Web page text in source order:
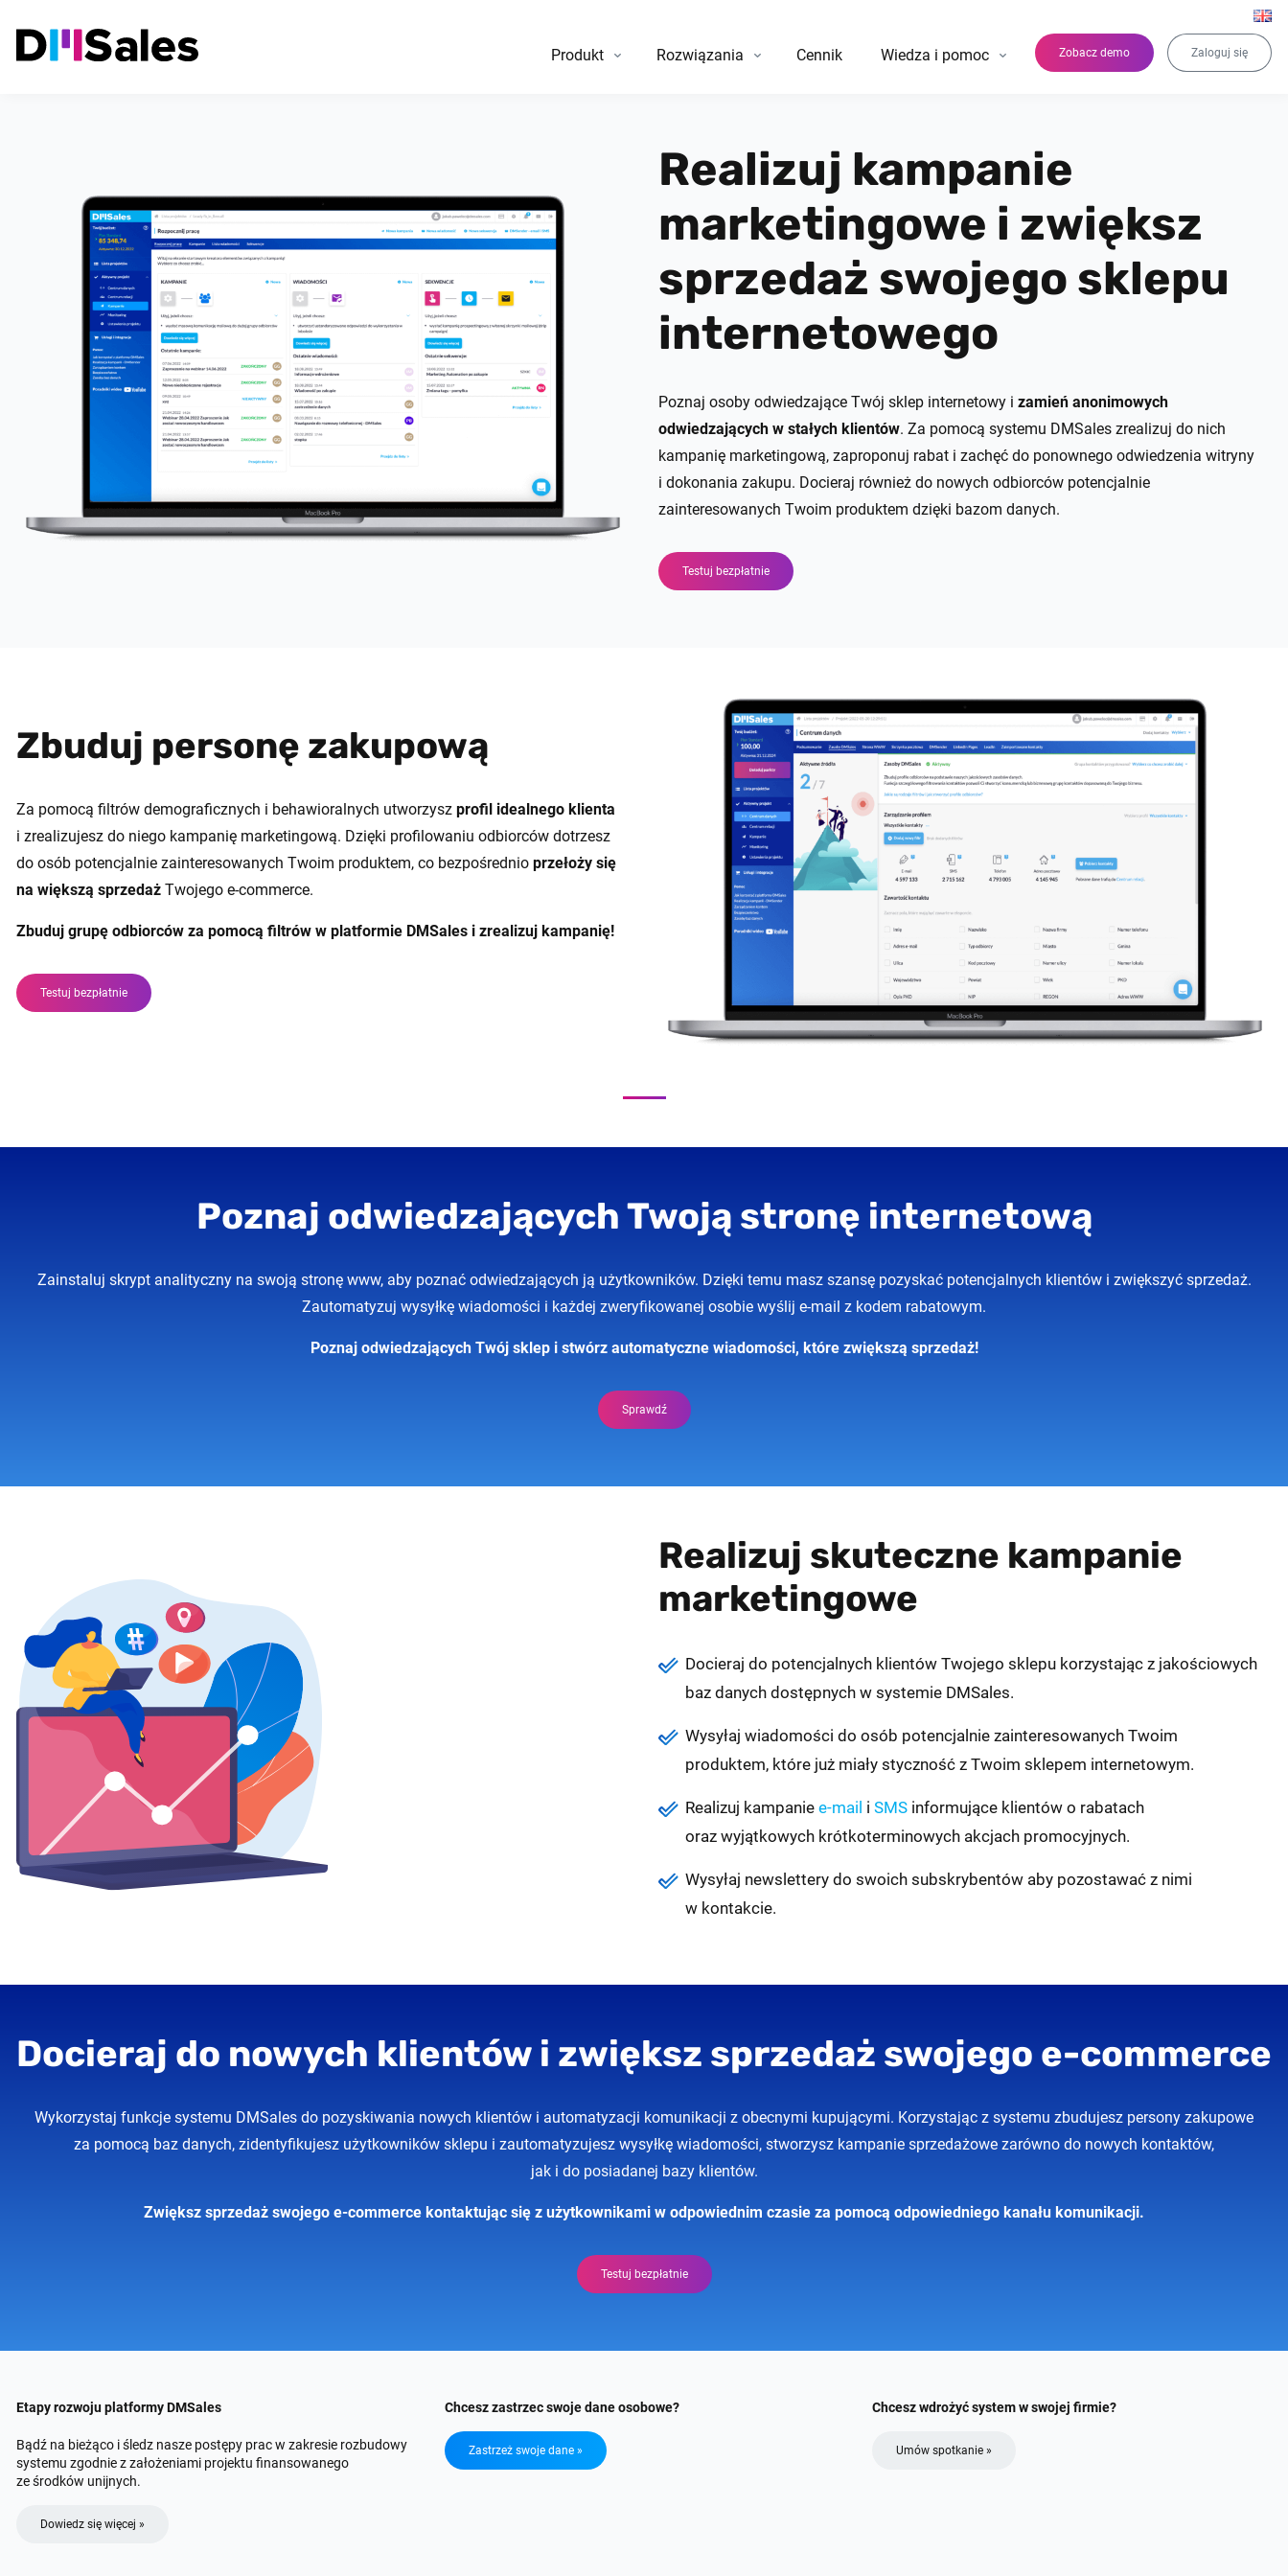
Zobacz demo Zaloguj się
Produkt Rozwiązania Cennik Wiedza i pomoc
Realizuj kampanie
marketingowe i zwiększ
sprzedaż swojego sklepu
internetowego
Poznaj osoby odwiedzające Twój sklep internetowy i zamień anonimowych
odwiedzających w stałych klientów. Za pomocą systemu DMSales zrealizuj do nich
kampanię marketingową, zaproponuj rabat i zachęć do ponownego odwiedzenia witryny
i dokonania zakupu. Docieraj również do nowych odbiorców potencjalnie
zainteresowanych Twoim produktem dzięki bazom danych.
Testuj bezpłatnie
Zbuduj personę zakupową
Za pomocą filtrów demograficznych i behawioralnych utworzysz profil idealnego klienta
i zrealizujesz do niego kampanię marketingową. Dzięki profilowaniu odbiorców dotrzesz
do osób potencjalnie zainteresowanych Twoim produktem, co bezpośrednio przełoży się
na większą sprzedaż Twojego e-commerce.
Zbuduj grupę odbiorców za pomocą filtrów w platformie DMSales i zrealizuj kampanię!
Testuj bezpłatnie
Poznaj odwiedzających Twoją stronę internetową
Zainstaluj skrypt analityczny na swoją stronę www, aby poznać odwiedzających ją użytkowników. Dzięki temu masz szansę pozyskać potencjalnych klientów i zwiększyć sprzedaż.
Zautomatyzuj wysyłkę wiadomości i każdej zweryfikowanej osobie wyślij e-mail z kodem rabatowym.
Poznaj odwiedzających Twój sklep i stwórz automatyczne wiadomości, które zwiększą sprzedaż!
Sprawdź
Realizuj skuteczne kampanie
marketingowe
Docieraj do potencjalnych klientów Twojego sklepu korzystając z jakościowych
baz danych dostępnych w systemie DMSales.
Wysyłaj wiadomości do osób potencjalnie zainteresowanych Twoim
produktem, które już miały styczność z Twoim sklepem internetowym.
Realizuj kampanie e-mail i SMS informujące klientów o rabatach
oraz wyjątkowych krótkoterminowych akcjach promocyjnych.
Wysyłaj newslettery do swoich subskrybentów aby pozostawać z nimi
w kontakcie.
Docieraj do nowych klientów i zwiększ sprzedaż swojego e-commerce
Wykorzystaj funkcje systemu DMSales do pozyskiwania nowych klientów i automatyzacji komunikacji z obecnymi kupującymi. Korzystając z systemu zbudujesz persony zakupowe
za pomocą baz danych, zidentyfikujesz użytkowników sklepu i zautomatyzujesz wysyłkę wiadomości, stworzysz kampanie sprzedażowe zarówno do nowych kontaktów,
jak i do posiadanej bazy klientów.
Zwiększ sprzedaż swojego e-commerce kontaktując się z użytkownikami w odpowiednim czasie za pomocą odpowiedniego kanału komunikacji.
Testuj bezpłatnie
Etapy rozwoju platformy DMSales
Bądź na bieżąco i śledz nasze postępy prac w zakresie rozbudowy
systemu zgodnie z założeniami projektu finansowanego
ze środków unijnych.
Dowiedz się więcej »
Chcesz zastrzec swoje dane osobowe?
Zastrzeż swoje dane »
Chcesz wdrożyć system w swojej firmie?
Umów spotkanie »